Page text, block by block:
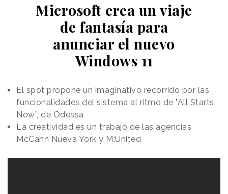
Microsoft crea un viaje
de fantasía para
anunciar el nuevo
Windows 11
El spot propone un imaginativo recorrido por las
funcionalidades del sistema al ritmo de "All Starts
Now”, de Odessa
La creatividad es un trabajo de las agencias
McCann Nueva York y M:United